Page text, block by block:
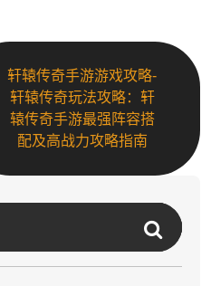
轩辕传奇手游游戏攻略-
轩辕传奇玩法攻略：轩
辕传奇手游最强阵容搭
配及高战力攻略指南